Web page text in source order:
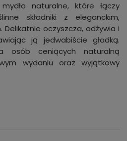
naturalne, które łączy
składniki z eleganckim,
oczyszcza, odżywia i
ją jedwabiście gładką.
osób ceniących naturalną
wydaniu oraz wyjątkowy